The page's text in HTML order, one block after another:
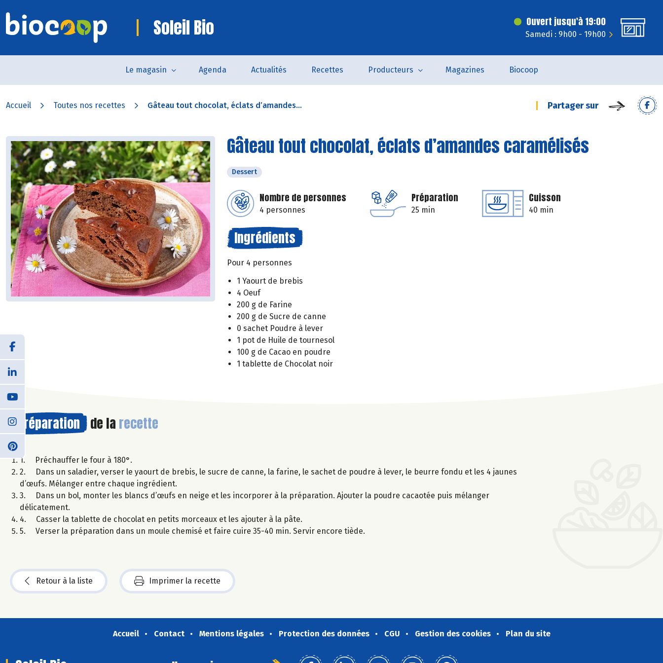
Soleil Bio Ouvert jusqu'à 19:00
Samedi : 9h00 - 19h00
Le magasin Agenda Actualités Recettes Producteurs Magazines Biocoop
Accueil Toutes nos recettes Gâteau tout chocolat, éclats d’amandes... Partager sur
Gâteau tout chocolat, éclats d’amandes caramélisés
Dessert
Nombre de personnes
4 personnes
Préparation
25 min
Cuisson
40 min
Ingrédients
Pour 4 personnes
1 Yaourt de brebis
4 Oeuf
200 g de Farine
200 g de Sucre de canne
0 sachet Poudre à lever
1 pot de Huile de tournesol
100 g de Cacao en poudre
1 tablette de Chocolat noir
Préparation de la recette
1. Préchauffer le four à 180°.
2. Dans un saladier, verser le yaourt de brebis, le sucre de canne, la farine, le sachet de poudre à lever, le beurre fondu et les 4 jaunes
d’œufs. Mélanger entre chaque ingrédient.
3. Dans un bol, monter les blancs d’œufs en neige et les incorporer à la préparation. Ajouter la poudre cacaotée puis mélanger
délicatement.
4. Casser la tablette de chocolat en petits morceaux et les ajouter à la pâte.
5. Verser la préparation dans un moule chemisé et faire cuire 35-40 min. Servir encore tiède.
Retour à la liste Imprimer la recette
Accueil Contact Mentions légales Protection des données CGU Gestion des cookies Plan du site